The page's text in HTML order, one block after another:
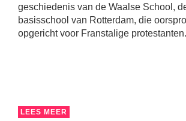
geschiedenis van de Waalse School,
basisschool van Rotterdam, die
opgericht voor Franstalige protestanten.
LEES MEER